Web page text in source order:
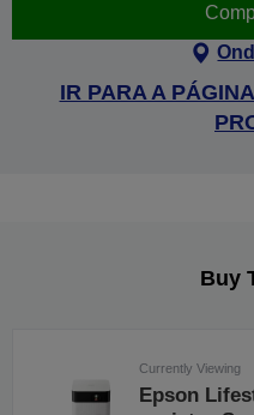
IR PARA A
Buy
Currently Viewing
Epson